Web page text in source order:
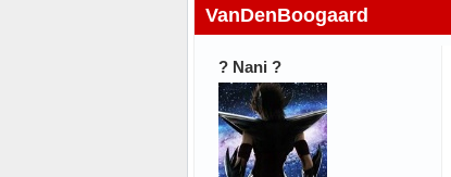
VanDenBoogaard
? Nani ?